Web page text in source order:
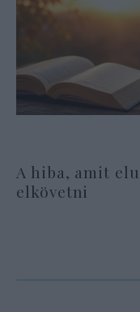
A hiba, amit
elkövetni